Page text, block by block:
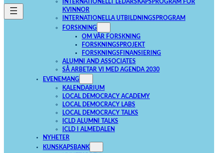
INTERNATIONELLT LEDARSKAPSPROGRAM FÖR
KVINNOR
INTERNATIONELLA UTBILDNINGSPROGRAM
FORSKNING
OM VÅR FORSKNING
FORSKNINGSPROJEKT
FORSKNINGSFINANSIERING
ALUMNI AND ASSOCIATES
SÅ ARBETAR VI MED AGENDA 2030
EVENEMANG
KALENDARIUM
LOCAL DEMOCRACY ACADEMY
LOCAL DEMOCRACY LABS
LOCAL DEMOCRACY TALKS
ICLD ALUMNI TALKS
ICLD I ALMEDALEN
NYHETER
KUNSKAPSBANK